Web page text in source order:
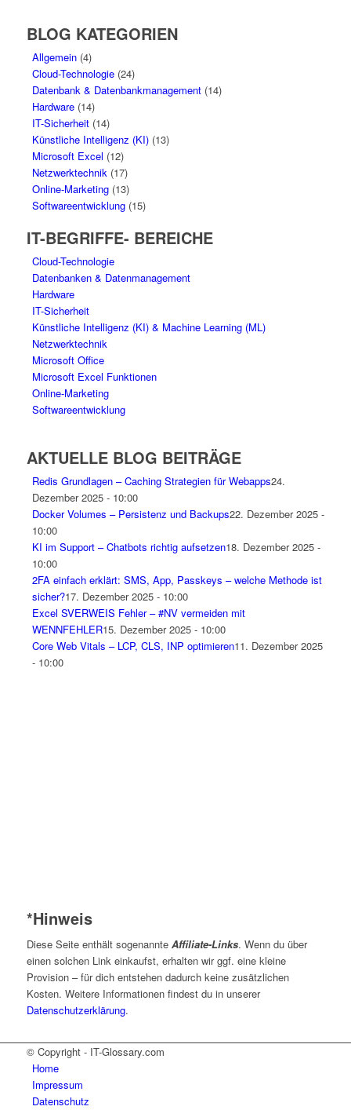
BLOG KATEGORIEN
Allgemein(4)
Cloud-Technologie(24)
Datenbank & Datenbankmanagement(14)
Hardware(14)
IT-Sicherheit(14)
Künstliche Intelligenz (KI)(13)
Microsoft Excel (12)
Netzwerktechnik (17)
Online-Marketing(13)
Softwareentwicklung(15)
IT-BEGRIFFE- BEREICHE
Cloud-Technologie
Datenbanken & Datenmanagement
Hardware
IT-Sicherheit
Künstliche Intelligenz (KI) & Machine Learning (ML)
Netzwerktechnik
Microsoft Office
Microsoft Excel Funktionen
Online-Marketing
Softwareentwicklung
AKTUELLE BLOG BEITRÄGE
Redis Grundlagen – Caching Strategien für Webapps24.
Dezember 2025 - 10:00
Docker Volumes – Persistenz und Backups22. Dezember 2025 -
10:00
KI im Support – Chatbots richtig aufsetzen18. Dezember 2025 -
10:00
2FA einfach erklärt: SMS, App, Passkeys – welche Methode ist
sicher?17. Dezember 2025 - 10:00
Excel SVERWEIS Fehler – #NV vermeiden mit
WENNFEHLER15. Dezember 2025 - 10:00
Core Web Vitals – LCP, CLS, INP optimieren11. Dezember 2025
- 10:00
*Hinweis
Diese Seite enthält sogenannte Affiliate-Links. Wenn du über
einen solchen Link einkaufst, erhalten wir ggf. eine kleine
Provision – für dich entstehen dadurch keine zusätzlichen
Kosten. Weitere Informationen findest du in unserer
Datenschutzerklärung.
© Copyright - IT-Glossary.com
Home
Impressum
Datenschutz